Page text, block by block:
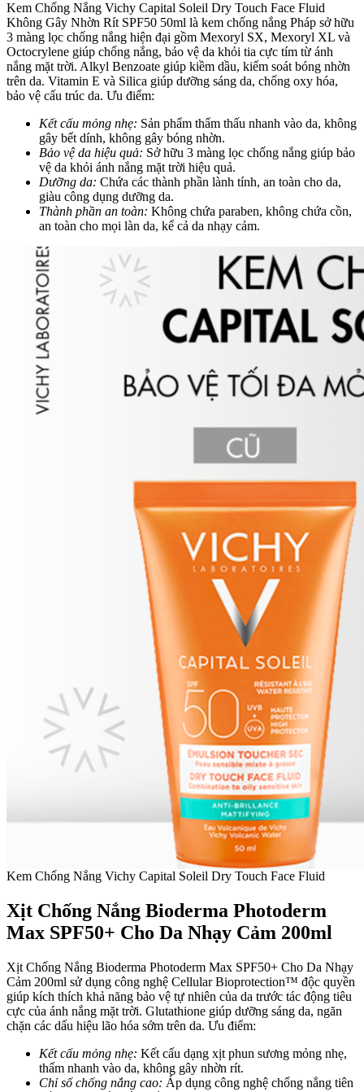
Kem Chống Nắng Vichy Capital Soleil Dry Touch Face Fluid
Không Gây Nhờn Rít SPF50 50ml là kem chống nắng Pháp sở hữu
3 màng lọc chống nắng hiện đại gồm Mexoryl SX, Mexoryl XL và
Octocrylene giúp chống nắng, bảo vệ da khỏi tia cực tím từ ánh
nắng mặt trời. Alkyl Benzoate giúp kiềm dầu, kiểm soát bóng nhờn
trên da. Vitamin E và Silica giúp dưỡng sáng da, chống oxy hóa,
bảo vệ cấu trúc da. Ưu điểm:
Kết cấu mỏng nhẹ: Sản phẩm thẩm thấu nhanh vào da, không
gây bết dính, không gây bóng nhờn.
Bảo vệ da hiệu quả: Sở hữu 3 màng lọc chống nắng giúp bảo
vệ da khỏi ánh nắng mặt trời hiệu quả.
Dưỡng da: Chứa các thành phần lành tính, an toàn cho da,
giàu công dụng dưỡng da.
Thành phần an toàn: Không chứa paraben, không chứa cồn,
an toàn cho mọi làn da, kể cả da nhạy cảm.
Kem Chống Nắng Vichy Capital Soleil Dry Touch Face Fluid
Xịt Chống Nắng Bioderma Photoderm
Max SPF50+ Cho Da Nhạy Cảm 200ml
Xịt Chống Nắng Bioderma Photoderm Max SPF50+ Cho Da Nhạy
Cảm 200ml sử dụng công nghệ Cellular Bioprotection™ độc quyền
giúp kích thích khả năng bảo vệ tự nhiên của da trước tác động tiêu
cực của ánh nắng mặt trời. Glutathione giúp dưỡng sáng da, ngăn
chặn các dấu hiệu lão hóa sớm trên da. Ưu điểm:
Kết cấu mỏng nhẹ: Kết cấu dạng xịt phun sương mỏng nhẹ,
thấm nhanh vào da, không gây nhờn rít.
Chỉ số chống nắng cao: Áp dụng công nghệ chống nắng tiên